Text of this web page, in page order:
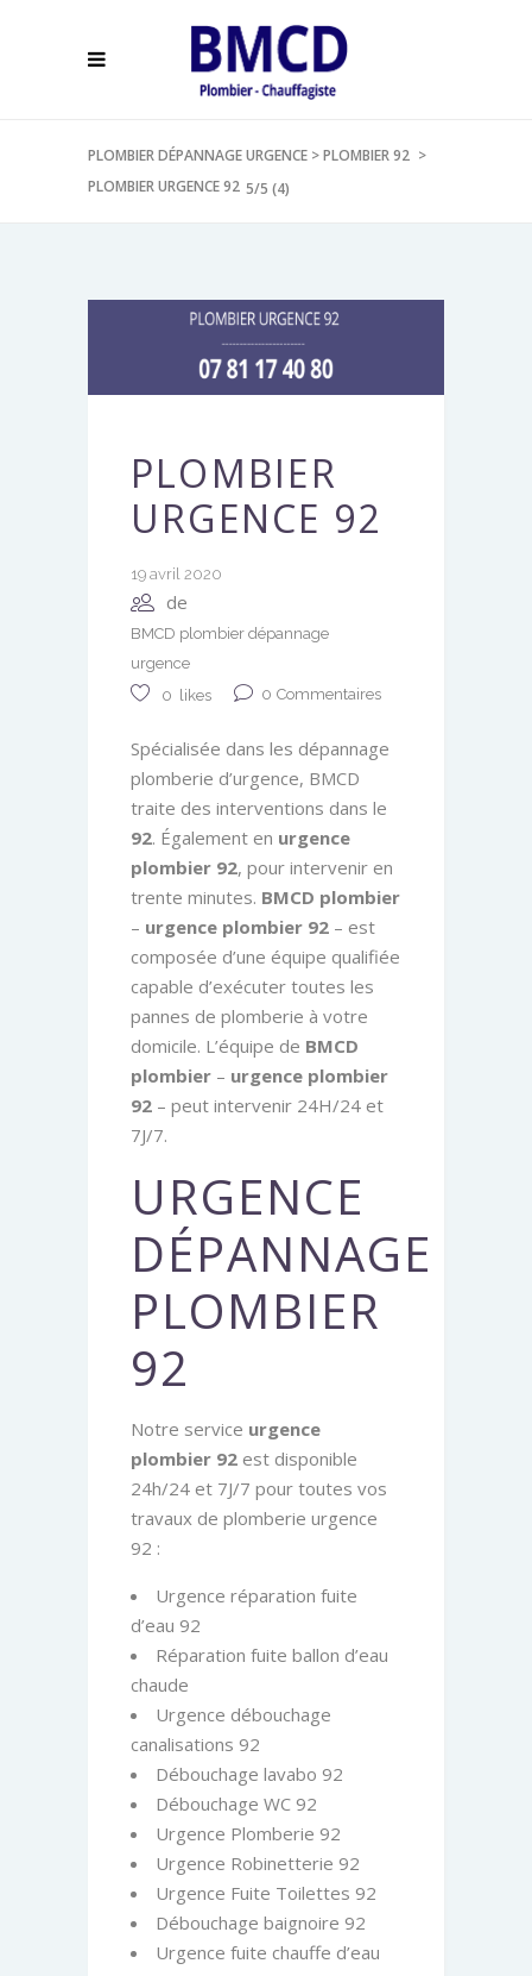
PLOMBIER DÉPANNAGE URGENCE >PLOMBIER 92 >
PLOMBIER URGENCE 92 5/5 (4)
PLOMBIER
URGENCE 92
19 avril 2020
de
BMCD plombier dépannage
urgence
0 likes 0 Commentaires
Spécialisée dans les dépannage
plomberie d’urgence, BMCD
traite des interventions dans le
92. Également en urgence
plombier 92, pour intervenir en
trente minutes. BMCD plombier
– urgence plombier 92 – est
composée d’une équipe qualifiée
capable d’exécuter toutes les
pannes de plomberie à votre
domicile. L’équipe de BMCD
plombier – urgence plombier
92 – peut intervenir 24H/24 et
7J/7.
URGENCE
DÉPANNAGE
PLOMBIER
92
Notre service urgence
plombier 92 est disponible
24h/24 et 7J/7 pour toutes vos
travaux de plomberie urgence
92 :
Urgence réparation fuite
d’eau 92
Réparation fuite ballon d’eau
chaude
Urgence débouchage
canalisations 92
Débouchage lavabo 92
Débouchage WC 92
Urgence Plomberie 92
Urgence Robinetterie 92
Urgence Fuite Toilettes 92
Débouchage baignoire 92
Urgence fuite chauffe d’eau